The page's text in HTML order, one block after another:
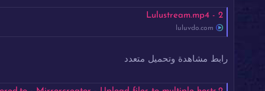
2 - Lulustream.mp4
luluvdo.com
رابط مشاهدة وتحميل متعدد